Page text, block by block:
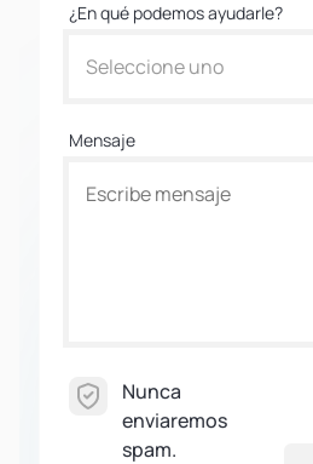
¿En qué podemos ayudarle?
Seleccione uno
Mensaje
Nunca
enviaremos
spam.